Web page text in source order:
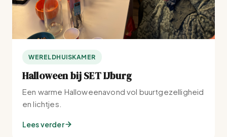
WERELDHUISKAMER
Halloween bij SET IJburg
Een warme Halloweenavond vol buurtgezelligheid
en lichtjes.
Lees verder